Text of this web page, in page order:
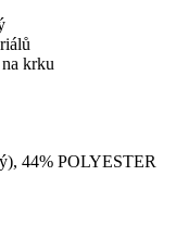
krku
44% POLYESTER